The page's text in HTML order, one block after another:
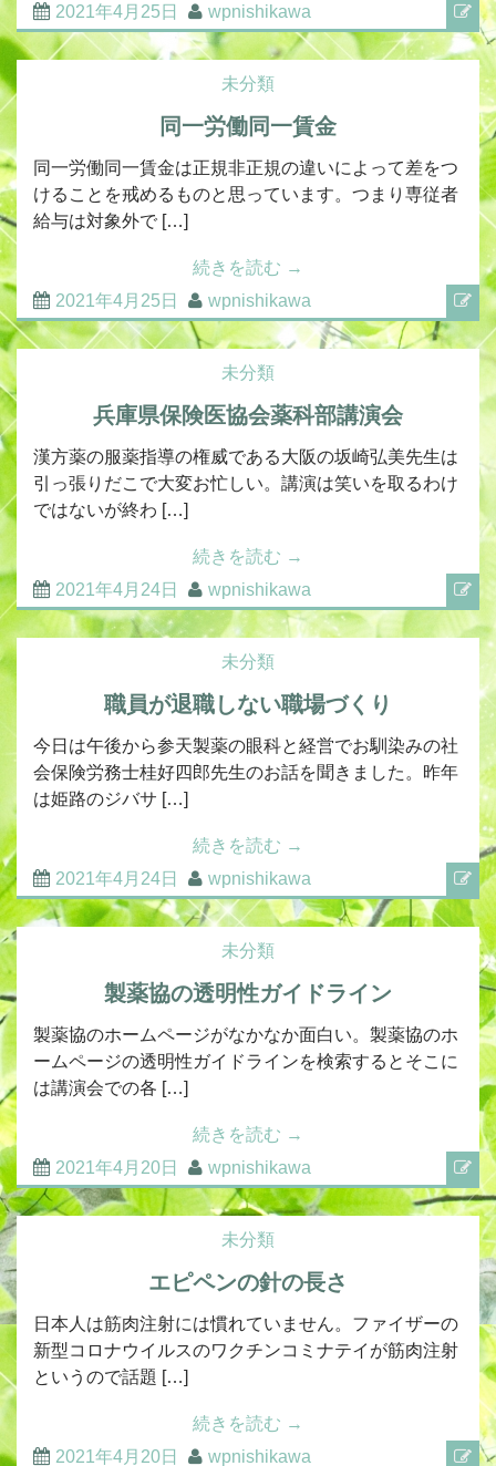
2021年4月25日
wpnishikawa
未分類
同一労働同一賃金
同一労働同一賃金は正規非正規の違いによって差をつ
けることを戒めるものと思っています。つまり専従者
給与は対象外で […]
続きを読む →
2021年4月25日
wpnishikawa
未分類
兵庫県保険医協会薬科部講演会
漢方薬の服薬指導の権威である大阪の坂崎弘美先生は
引っ張りだこで大変お忙しい。講演は笑いを取るわけ
ではないが終わ […]
続きを読む →
2021年4月24日
wpnishikawa
未分類
職員が退職しない職場づくり
今日は午後から参天製薬の眼科と経営でお馴染みの社
会保険労務士桂好四郎先生のお話を聞きました。昨年
は姫路のジバサ […]
続きを読む →
2021年4月24日
wpnishikawa
未分類
製薬協の透明性ガイドライン
製薬協のホームページがなかなか面白い。製薬協のホ
ームページの透明性ガイドラインを検索するとそこに
は講演会での各 […]
続きを読む →
2021年4月20日
wpnishikawa
未分類
エピペンの針の長さ
日本人は筋肉注射には慣れていません。ファイザーの
新型コロナウイルスのワクチンコミナテイが筋肉注射
というので話題 […]
続きを読む →
2021年4月20日
wpnishikawa